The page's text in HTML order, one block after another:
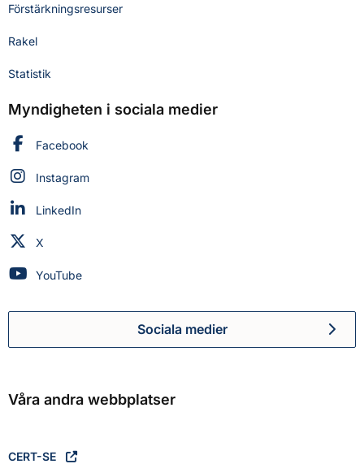
Förstärkningsresurser
Rakel
Statistik
Myndigheten i sociala medier
Myndigheten för civilt försvar på
Facebook
Myndigheten för civilt försvar på
Instagram
Myndigheten för civilt försvar på
LinkedIn
Myndigheten för civilt försvar på
X
Myndigheten för civilt försvar på
YouTube
Myndigheten för civilt
Sociala medier
Våra andra webbplatser
CERT-SE